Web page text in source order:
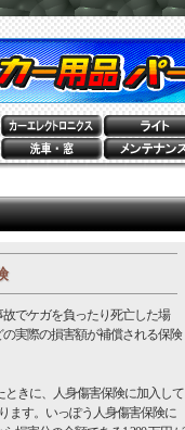
でケガを負ったり死亡した場
実際の損害額が補償される保険
きに、人身傷害保険に加入して
ます。いっぽう人身傷害保険に